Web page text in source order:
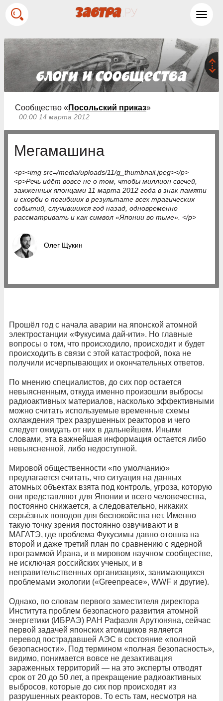
Сообщество « Посольский приказ»
00:00 14 марта 2012
Мегамашина
<p><img src=/media/uploads/11/g_thumbnail.jpeg></p>
<p>Речь идёт вовсе не о том, чтобы миллион свечей,
зажженных японцами 11 марта 2012 года в знак памяти
и скорби о погибших в результате всех трагических
событий, случившихся год назад, одновременно
рассматривать и как символ «Японии во тьме». </p>
Олег Щукин
Прошёл год с начала аварии на японской атомной
электростанции «Фукусима дай-ити». Но главные
вопросы о том, что происходило, происходит и будет
происходить в связи с этой катастрофой, пока не
получили исчерпывающих и окончательных ответов.
По мнению специалистов, до сих пор остается
невыясненным, откуда именно произошли выбросы
радиоактивных материалов, насколько эффективными
можно считать используемые временные схемы
охлаждения трех разрушенных реакторов и чего
следует ожидать от них в дальнейшем. Иными
словами, эта важнейшая информация остается либо
невыясненной, либо недоступной.
Мировой общественности «по умолчанию»
предлагается считать, что ситуация на данных
атомных объектах взята под контроль, угроза, которую
они представляют для Японии и всего человечества,
постоянно снижается, а следовательно, никаких
серьёзных поводов для беспокойства нет. Именно
такую точку зрения постоянно озвучивают и в
МАГАТЭ, где проблема Фукусимы давно отошла на
второй и даже третий план по сравнению с ядерной
программой Ирана, и в мировом научном сообществе,
не исключая российских ученых, и в
неправительственных организациях, занимающихся
проблемами экологии («Greenpeace», WWF и другие).
Однако, по словам первого заместителя директора
Института проблем безопасного развития атомной
энергетики (ИБРАЭ) РАН Рафаэля Арутюняна, сейчас
первой задачей японских атомщиков является
перевод пострадавшей АЭС в состояние «полной
безопасности». Под термином «полная безопасность»,
видимо, понимается вовсе не дезактивация
зараженных территорий — на это эксперты отводят
срок от 20 до 50 лет, а прекращение радиоактивных
выбросов, которые до сих пор происходят из
разрушенных реакторов. То есть там, несмотря на